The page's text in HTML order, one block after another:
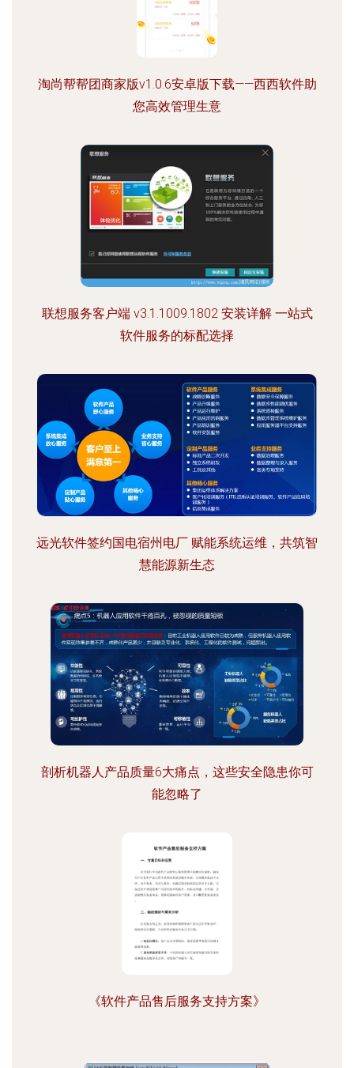
淘尚帮帮团商家版v1.0.6安卓版下载——西西软件助
您高效管理生意
联想服务客户端 v3.1.1009.1802 安装详解 一站式
软件服务的标配选择
远光软件签约国电宿州电厂 赋能系统运维，共筑智
慧能源新生态
剖析机器人产品质量6大痛点，这些安全隐患你可
能忽略了
《软件产品售后服务支持方案》